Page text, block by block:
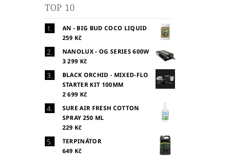
TOP 10
AN - BIG BUD COCO LIQUID
259 Kč
NANOLUX - OG SERIES 600W
3 299 Kč
BLACK ORCHID - MIXED-FLO
STARTER KIT 100MM
2 699 Kč
SURE AIR FRESH COTTON
SPRAY 250 ML
229 Kč
TERPINÁTOR
649 Kč